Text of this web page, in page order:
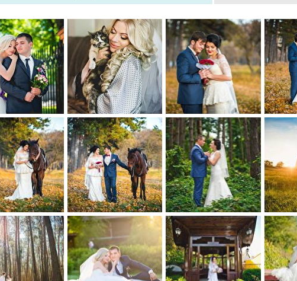
0 0 0 0 0 0
0 0 0 0 0 0